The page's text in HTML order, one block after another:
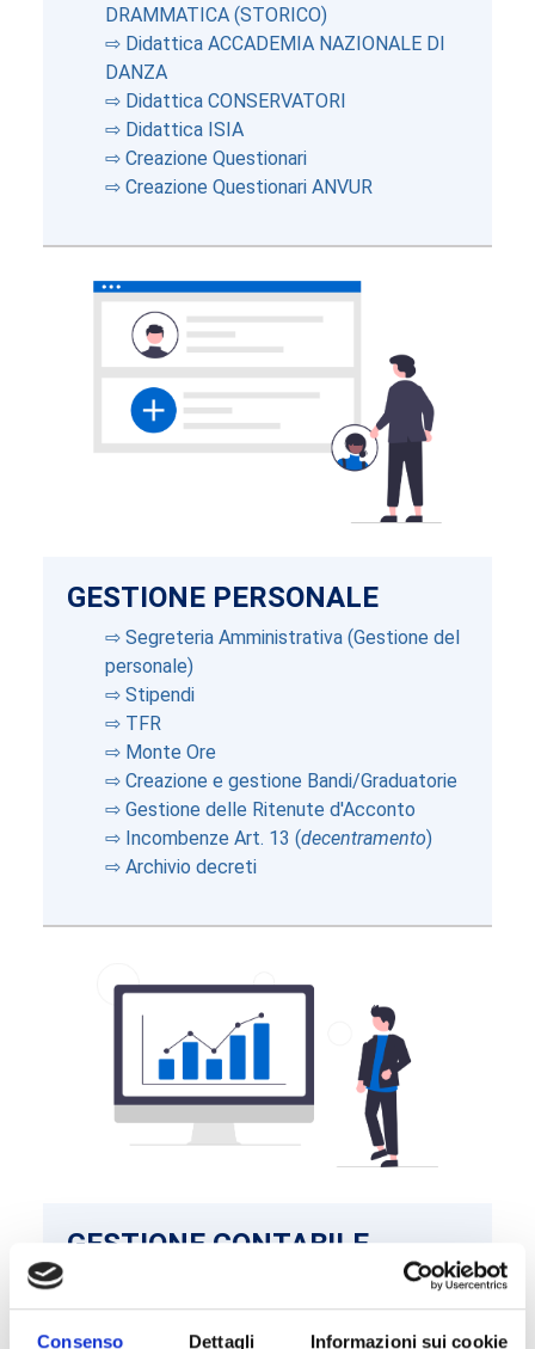
Consenso Dettagli Informazioni sui cookie
DRAMMATICA (STORICO)
⇨ Didattica ACCADEMIA NAZIONALE DI
DANZA
⇨ Didattica CONSERVATORI
⇨ Didattica ISIA
⇨ Creazione Questionari
⇨ Creazione Questionari ANVUR
GESTIONE PERSONALE
⇨ Segreteria Amministrativa (Gestione del
personale)
⇨ Stipendi
⇨ TFR
⇨ Monte Ore
⇨ Creazione e gestione Bandi/Graduatorie
⇨ Gestione delle Ritenute d'Acconto
⇨ Incombenze Art. 13 (decentramento)
⇨ Archivio decreti
GESTIONE CONTABILE
⇨ Minute Spese
⇨ Ordinativi di Pagamento ed Incasso